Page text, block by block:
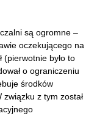
są ogromne –
oczekującego na
(pierwotnie było to
o ograniczeniu
środków
z tym został